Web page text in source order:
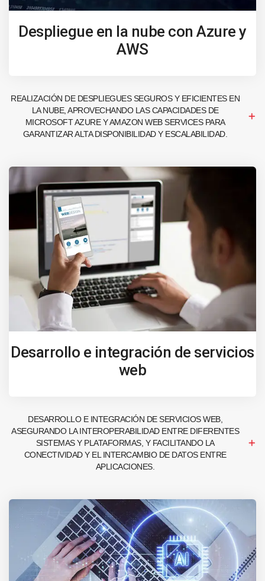
Despliegue en la nube con Azure y
AWS
REALIZACIÓN DE DESPLIEGUES SEGUROS Y EFICIENTES EN
LA NUBE, APROVECHANDO LAS CAPACIDADES DE
MICROSOFT AZURE Y AMAZON WEB SERVICES PARA
GARANTIZAR ALTA DISPONIBILIDAD Y ESCALABILIDAD.
Desarrollo e integración de servicios
web
DESARROLLO E INTEGRACIÓN DE SERVICIOS WEB,
ASEGURANDO LA INTEROPERABILIDAD ENTRE DIFERENTES
SISTEMAS Y PLATAFORMAS, Y FACILITANDO LA
CONECTIVIDAD Y EL INTERCAMBIO DE DATOS ENTRE
APLICACIONES.